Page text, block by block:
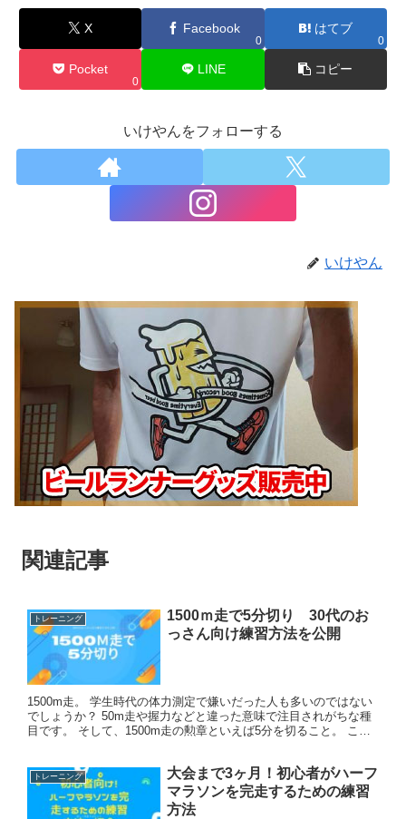
X Facebook
0
はてブ
0
Pocket
0
LINE コピー
いけやんをフォローする
いけやん
関連記事
トレーニング
1500ｍ走で5分切り 30代のお
っさん向け練習方法を公開
1500m走。 学生時代の体力測定で嫌いだった人も多いのではない
でしょうか？ 50m走や握力などと違った意味で注目されがちな種
目です。 そして、1500m走の勲章といえば5分を切ること。 この
トレーニング
大会まで3ヶ月！初心者がハーフ
マラソンを完走するための練習
方法